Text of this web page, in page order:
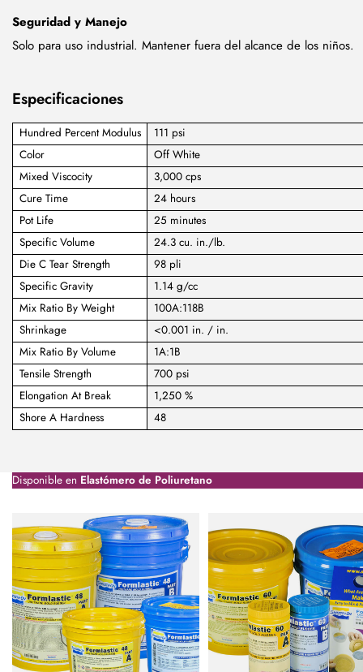
Seguridad y Manejo
Solo para uso industrial. Mantener fuera del alcance de los niños.
Especificaciones
Hundred Percent Modulus
111 psi
Color
Off White
Mixed Viscocity
3,000 cps
Cure Time
24 hours
Pot Life
25 minutes
Specific Volume
24.3 cu. in./lb.
Die C Tear Strength
98 pli
Specific Gravity
1.14 g/cc
Mix Ratio By Weight
100A:118B
Shrinkage
<0.001 in. / in.
Mix Ratio By Volume
1A:1B
Tensile Strength
700 psi
Elongation At Break
1,250 %
Shore A Hardness
48
Disponible en Elastómero de Poliuretano